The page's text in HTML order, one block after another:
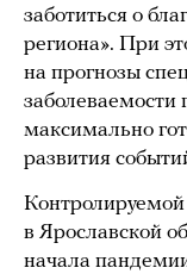
заботиться о
региона». При
на прогнозы
заболеваемости
максимально
развития
в Ярославской
начала